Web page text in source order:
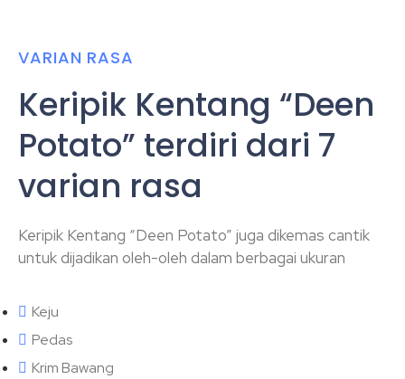
VARIAN RASA
Keripik Kentang “Deen
Potato” terdiri dari 7
varian rasa
Keripik Kentang “Deen Potato” juga dikemas cantik
untuk dijadikan oleh-oleh dalam berbagai ukuran
Keju
Pedas
Krim Bawang